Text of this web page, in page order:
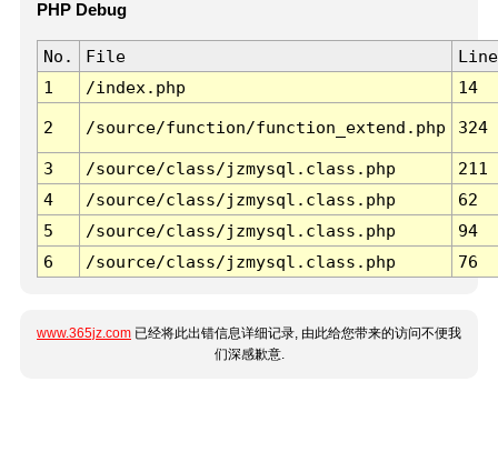
PHP Debug
No. File
Line
1
/index.php 14
2 /source/function/function_extend.php 324
3 /source/class/jzmysql.class.php
211
4
/source/class/jzmysql.class.php
62
5
/source/class/jzmysql.class.php
94
6
/source/class/jzmysql.class.php 76
www.365jz.com 已经将此出错信息详细记录, 由此给您带来的访问不便我
们深感歉意.